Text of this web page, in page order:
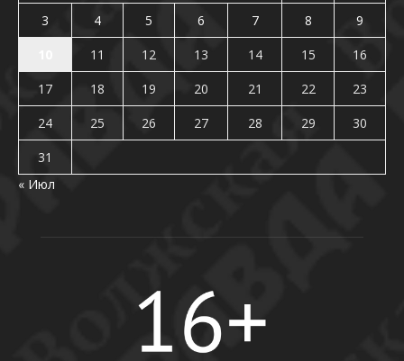
3
4 5 6 7 8
9
11 12 13 14 15
16
17
18 19 20 21 22
23
24
25 26 27 28 29
30
31
« Июл